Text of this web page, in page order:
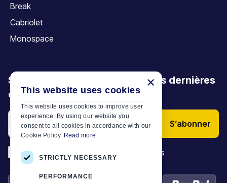
Break
Cabriolet
Monospace
Soyez le premier à découvrir nos dernières
offres, promotions et articles
S’abonner
*J’ai lu et j’accepte les Conditions générales
×
This website uses cookies
This website uses cookies to improve user
experience. By using our website you
consent to all cookies in accordance with our
Cookie Policy. Read more
STRICTLY NECESSARY
PERFORMANCE